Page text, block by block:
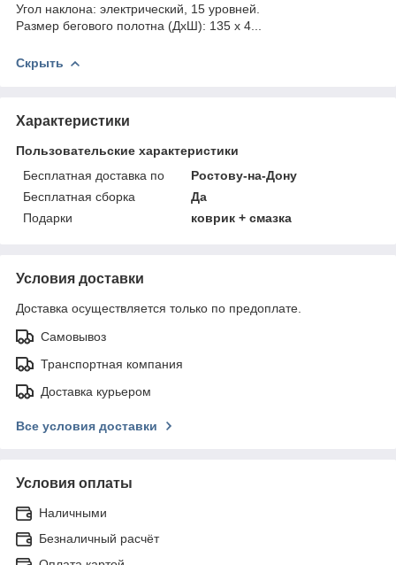
Угол наклона: электрический, 15 уровней.
Размер бегового полотна (ДхШ): 135 х 4...
Скрыть
Характеристики
Пользовательские характеристики
Бесплатная доставка по
Ростову-на-Дону
Бесплатная сборка
Да
Подарки
коврик + смазка
Условия доставки
Доставка осуществляется только по предоплате.
Самовывоз
Транспортная компания
Доставка курьером
Все условия доставки
Условия оплаты
Наличными
Безналичный расчёт